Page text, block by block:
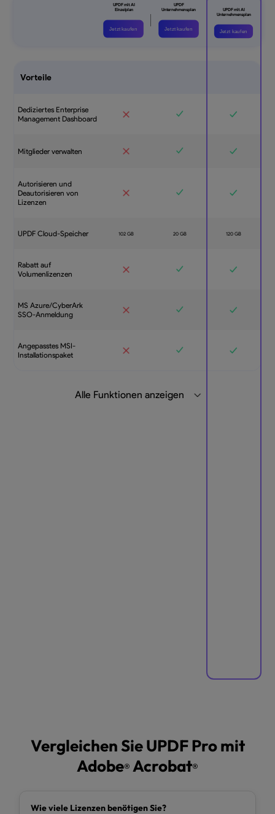
Jetzt kaufen Jetzt kaufen Jetzt kaufen
Vorteile
Dediziertes Enterprise
Management Dashboard
Mitglieder verwalten
Autorisieren und
Deautorisieren von
Lizenzen
UPDF Cloud-Speicher
Rabatt auf
Volumenlizenzen
MS Azure/CyberArk
SSO-Anmeldung
Angepasstes MSI-
Installationspaket
Alle Funktionen anzeigen
Vergleichen Sie UPDF Pro mit
Adobe® Acrobat®
Wie viele Lizenzen benötigen Sie?